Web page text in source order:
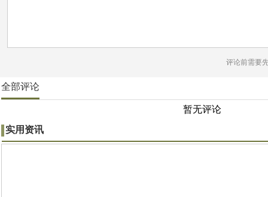
评论前需要
全部评论
暂无评论
实用资讯